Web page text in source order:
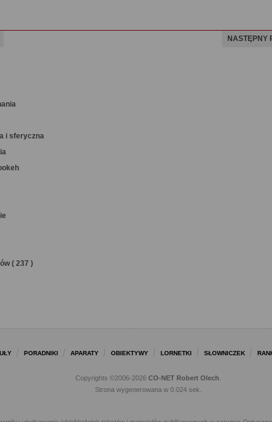
NASTĘPNY
i sferyczna
( 237 )
PORADNIKI APARATY OBIEKTYWY LORNETKI SŁOWNICZEK
Copyrights ©2006-2026 CO-NET Robert Olech
Strona wygenerowana w 0.024 sek.